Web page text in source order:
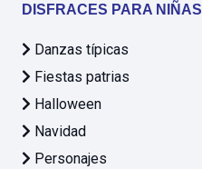
DISFRACES PARA NIÑAS
Danzas típicas
Fiestas patrias
Halloween
Navidad
Personajes